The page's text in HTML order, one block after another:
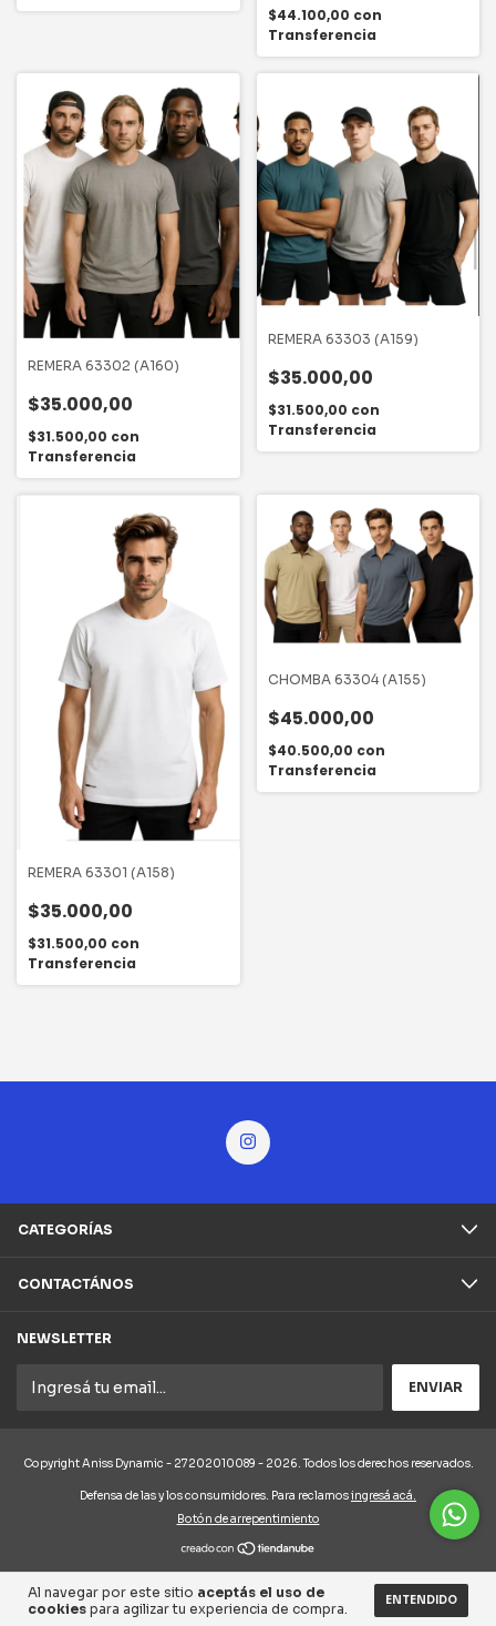
Al navegar por este sitio aceptás el uso de
cookies para agilizar tu experiencia de compra.
ENTENDIDO
$44.100,00 con
Transferencia
REMERA 63302 (A160)
$35.000,00
$31.500,00 con
Transferencia
REMERA 63303 (A159)
$35.000,00
$31.500,00 con
Transferencia
REMERA 63301 (A158)
$35.000,00
$31.500,00 con
Transferencia
CHOMBA 63304 (A155)
$45.000,00
$40.500,00 con
Transferencia
CATEGORÍAS
CONTACTÁNOS
NEWSLETTER
Copyright Aniss Dynamic - 27202010089 - 2026. Todos los derechos reservados.
Defensa de las y los consumidores. Para reclamosingresá acá.
Botón de arrepentimiento